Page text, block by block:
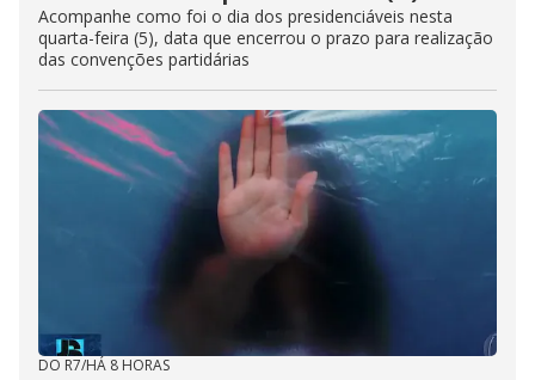
Acompanhe como foi o dia dos presidenciáveis nesta
quarta-feira (5), data que encerrou o prazo para realização
das convenções partidárias
DO R7/HÁ 8 HORAS